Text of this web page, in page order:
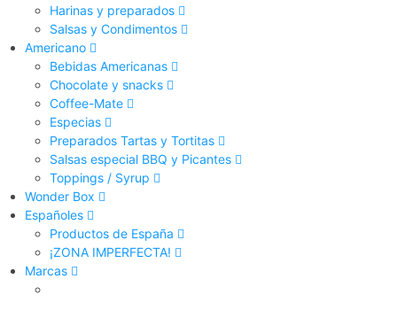
Harinas y preparados
Salsas y Condimentos
Americano
Bebidas Americanas
Chocolate y snacks
Coffee-Mate
Especias
Preparados Tartas y Tortitas
Salsas especial BBQ y Picantes
Toppings / Syrup
Wonder Box
Españoles
Productos de España
¡ZONA IMPERFECTA!
Marcas